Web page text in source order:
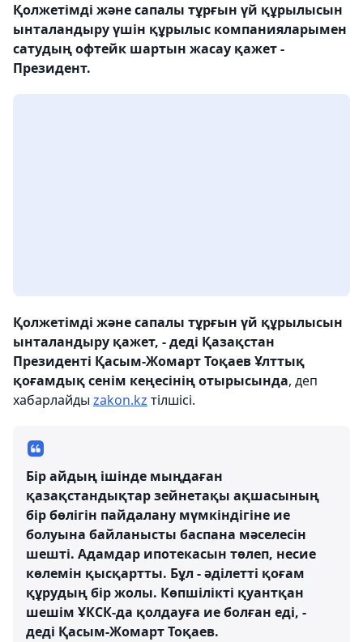
Қолжетімді және сапалы тұрғын үй құрылысын
ынталандыру үшін құрылыс компанияларымен
сатудың офтейк шартын жасау қажет -
Президент.
Қолжетімді және сапалы тұрғын үй құрылысын
ынталандыру қажет, - деді Қазақстан
Президенті Қасым-Жомарт Тоқаев Ұлттық
қоғамдық сенім кеңесінің отырысында, деп
хабарлайды zakon.kz тілшісі.
Бір айдың ішінде мыңдаған
қазақстандықтар зейнетақы ақшасының
бір бөлігін пайдалану мүмкіндігіне ие
болуына байланысты баспана мәселесін
шешті. Адамдар ипотекасын төлеп, несие
көлемін қысқартты. Бұл - әділетті қоғам
құрудың бір жолы. Көпшілікті қуантқан
шешім ҰКСК-да қолдауға ие болған еді, -
деді Қасым-Жомарт Тоқаев.